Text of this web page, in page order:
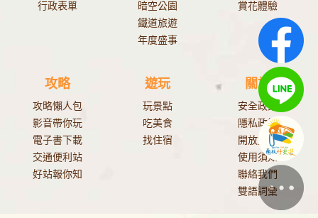
行政表單
暗空公園
鐵道旅遊
年度盛事
賞花體驗
攻略
攻略懶人包
影音帶你玩
電子書下載
交通便利站
好站報你知
遊玩
玩景點
吃美食
找住宿
關於
安全政策
隱私政策
開放資料
使用須知
聯絡我們
雙語詞彙